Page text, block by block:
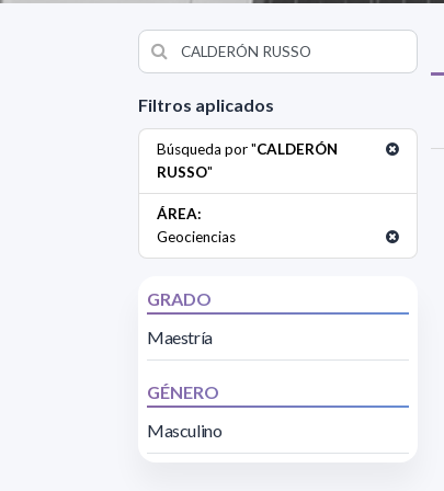
Filtros aplicados
Búsqueda por "CALDERÓN
RUSSO"
ÁREA:
Geociencias
GRADO
Maestría
GÉNERO
Masculino